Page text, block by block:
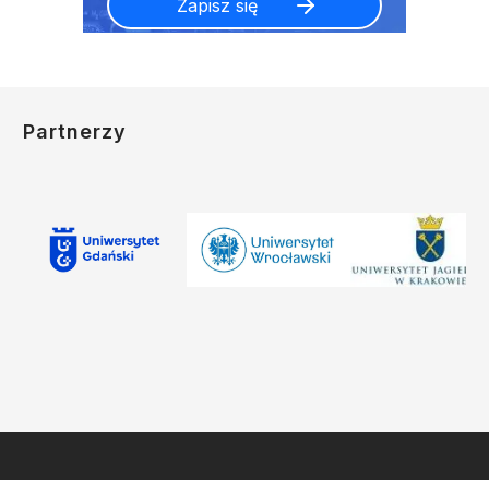
Partnerzy